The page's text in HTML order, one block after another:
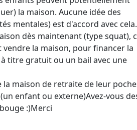
la maison. Aucune idée des
mentales) est d'accord avec cela.
dès maintenant (type squat),
la maison, pour financer la
titre gratuit ou un bail avec une
maison de retraite de leur
enfant ou externe)Avez-vous
:)Merci